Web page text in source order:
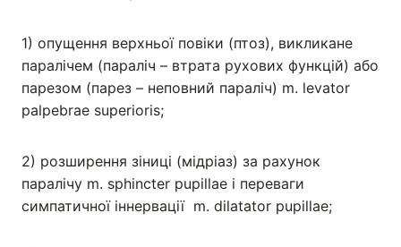
1) опущення верхньої повіки (птоз), викликане
паралічем (параліч – втрата рухових функцій) або
парезом (парез – неповний паралiч) m. levator
palpebrae superioris;
2) розширення зіниці (мідріаз) за рахунок
паралічу m. sphincter pupillae i переваги
симпатичної іннервації m. dilatator pupillae;